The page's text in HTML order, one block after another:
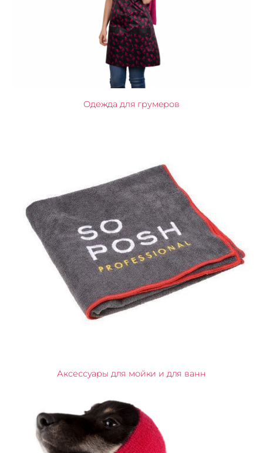
Одежда для грумеров
Аксессуары для мойки и для ванн